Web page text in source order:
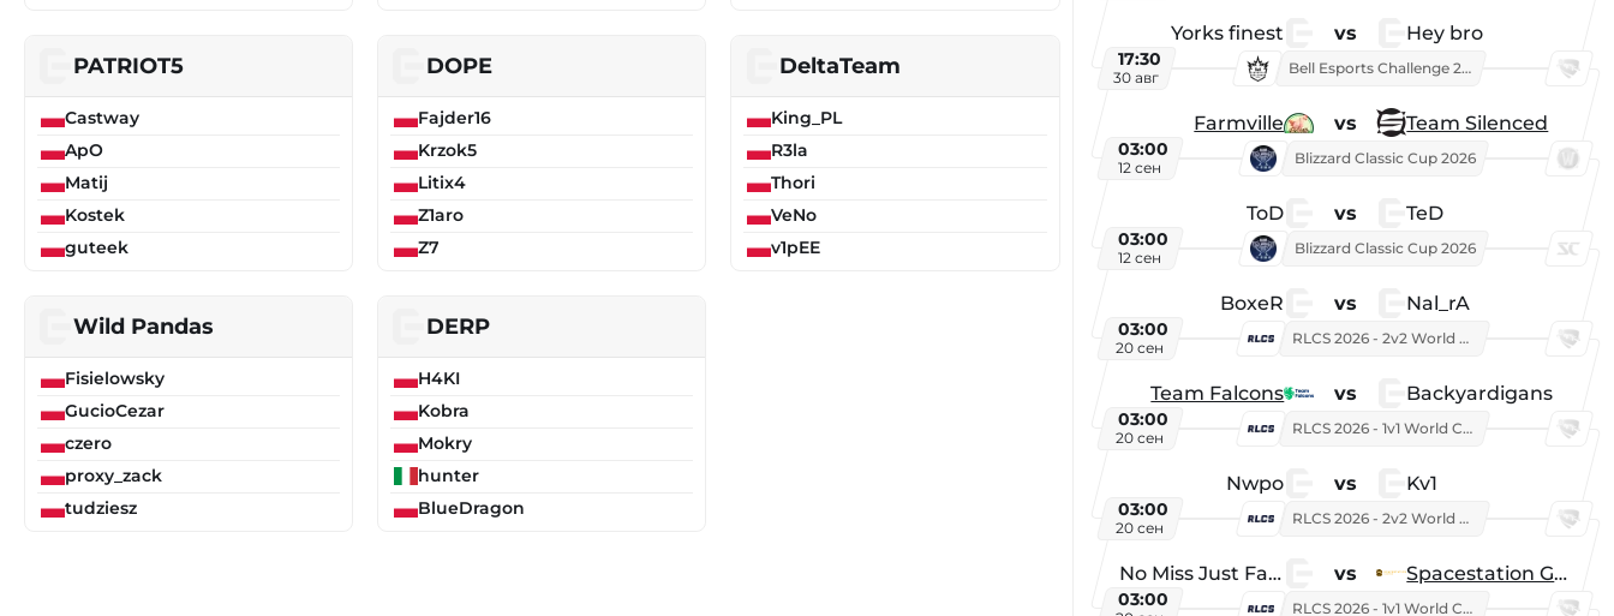
PATRIOT5
Castway
ApO
Matij
Kostek
guteek
DOPE
Fajder16
Krzok5
Litix4
Z1aro
Z7
DeltaTeam
King_PL
R3la
Thori
VeNo
v1pEE
Wild Pandas
Fisielowsky
GucioCezar
czero
proxy_zack
tudziesz
DERP
H4KI
Kobra
Mokry
hunter
BlueDragon
Yorks finest vs Hey bro
17:30
30 авг
Bell Esports Challenge 2026
Farmville vs Team Silenced
03:00
12 сен
Blizzard Classic Cup 2026
ToD vs TeD
03:00
12 сен
Blizzard Classic Cup 2026
BoxeR vs Nal_rA
03:00
20 сен
RLCS 2026 - 2v2 World Championship
Team Falcons vs Backyardigans
03:00
20 сен
RLCS 2026 - 1v1 World Championship
Nwpo vs Kv1
03:00
20 сен
RLCS 2026 - 2v2 World Championship
No Miss Just Fake vs Spacestation Gaming
03:00 RLCS 2026 - 1v1 World Championship